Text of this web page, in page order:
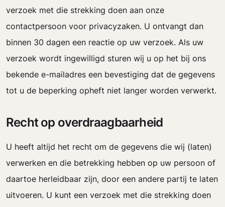
verzoek met die strekking doen aan onze
contactpersoon voor privacyzaken. U ontvangt dan
binnen 30 dagen een reactie op uw verzoek. Als uw
verzoek wordt ingewilligd sturen wij u op het bij ons
bekende e-mailadres een bevestiging dat de gegevens
tot u de beperking opheft niet langer worden verwerkt.
Recht op overdraagbaarheid
U heeft altijd het recht om de gegevens die wij (laten)
verwerken en die betrekking hebben op uw persoon of
daartoe herleidbaar zijn, door een andere partij te laten
uitvoeren. U kunt een verzoek met die strekking doen